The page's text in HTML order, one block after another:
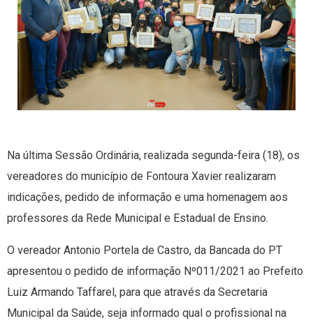
Na última Sessão Ordinária, realizada segunda-feira (18), os
vereadores do município de Fontoura Xavier realizaram
indicações, pedido de informação e uma homenagem aos
professores da Rede Municipal e Estadual de Ensino.
O vereador Antonio Portela de Castro, da Bancada do PT
apresentou o pedido de informação Nº011/2021 ao Prefeito
Luiz Armando Taffarel, para que através da Secretaria
Municipal da Saúde, seja informado qual o profissional na